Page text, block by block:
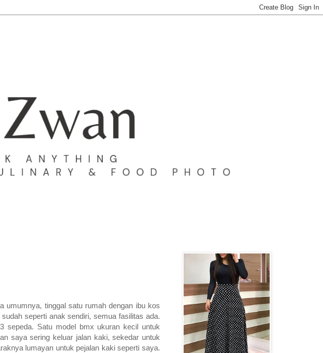
umumnya, tinggal satu rumah dengan ibu kos
seperti anak sendiri, semua fasilitas ada.
sepeda. Satu model bmx ukuran kecil untuk
saya sering keluar jalan kaki, sekedar untuk
lumayan untuk pejalan kaki seperti saya.